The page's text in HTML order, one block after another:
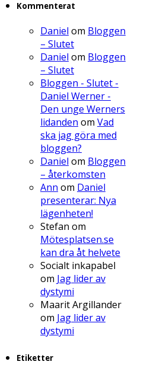
Kommenterat
Daniel om Bloggen
– Slutet
Daniel om Bloggen
– Slutet
Bloggen - Slutet -
Daniel Werner -
Den unge Werners
lidanden om Vad
ska jag göra med
bloggen?
Daniel om Bloggen
– återkomsten
Ann om Daniel
presenterar: Nya
lägenheten!
Stefan om
Mötesplatsen.se
kan dra åt helvete
Socialt inkapabel
om Jag lider av
dystymi
Maarit Argillander
om Jag lider av
dystymi
Etiketter